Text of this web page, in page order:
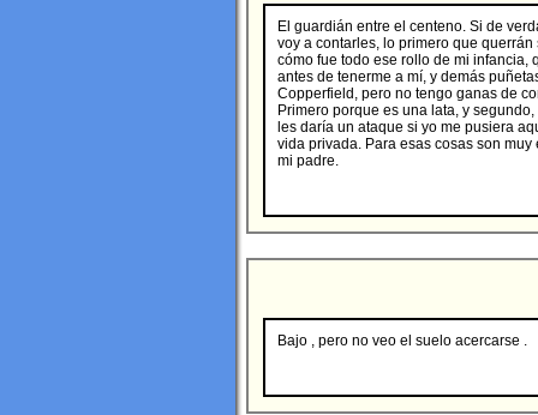
El guardián entre el centeno. Si de
voy a contarles, lo primero que
cómo fue todo ese rollo de mi infancia,
antes de tenerme a mí, y demás
Copperfield, pero no tengo ganas de
Primero porque es una lata, y
les daría un ataque si yo me pusiera
vida privada. Para esas cosas son
mi padre.
Bajo , pero no veo el suelo acercarse .